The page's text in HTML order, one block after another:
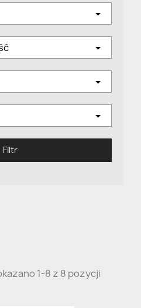
Filtr
1-8 z 8 pozycji